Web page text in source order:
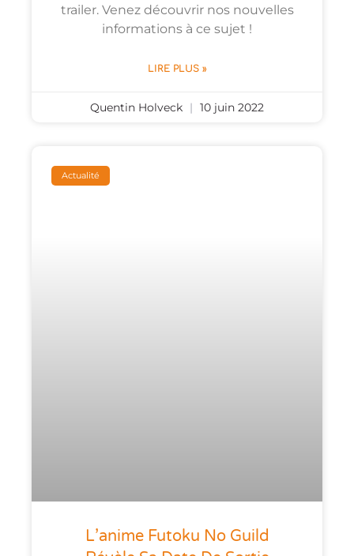
trailer. Venez découvrir nos nouvelles
informations à ce sujet !
LIRE PLUS »
Quentin Holveck 10 juin 2022
Actualité
L’anime Futoku No Guild